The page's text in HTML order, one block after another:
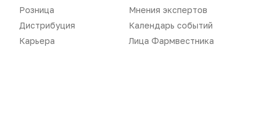
Розница
Дистрибуция
Карьера
Мнения экспертов
Календарь событий
Лица Фармвестника